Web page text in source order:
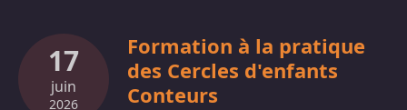
17
juin
2026
Formation à la pratique
des Cercles d'enfants
Conteurs